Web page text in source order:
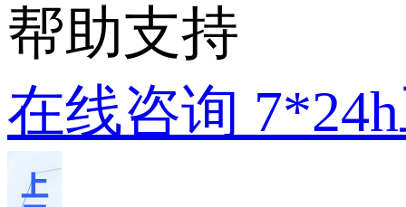
帮助支持
在线咨询